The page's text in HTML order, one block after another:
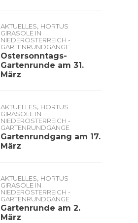
AKTUELLES, HORTUS
GIRASOLE IN
NIEDERÖSTERREICH -
GARTENRUNDGÄNGE
Ostersonntags-
Gartenrunde am 31.
März
AKTUELLES, HORTUS
GIRASOLE IN
NIEDERÖSTERREICH -
GARTENRUNDGÄNGE
Gartenrundgang am 17.
März
AKTUELLES, HORTUS
GIRASOLE IN
NIEDERÖSTERREICH -
GARTENRUNDGÄNGE
Gartenrunde am 2.
März